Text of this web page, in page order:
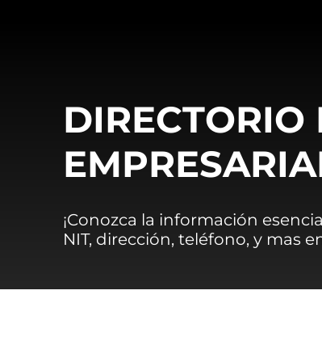
DIRECTORIO
¡Conozca la información
NIT, dirección, teléfono, y mas